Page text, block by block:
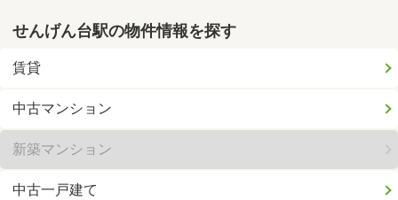
せんげん台駅の物件情報を探す
賃貸
中古マンション
新築マンション
中古一戸建て